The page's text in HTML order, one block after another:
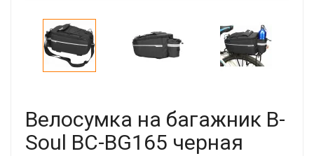
Велосумка на багажник B-
Soul BC-BG165 черная